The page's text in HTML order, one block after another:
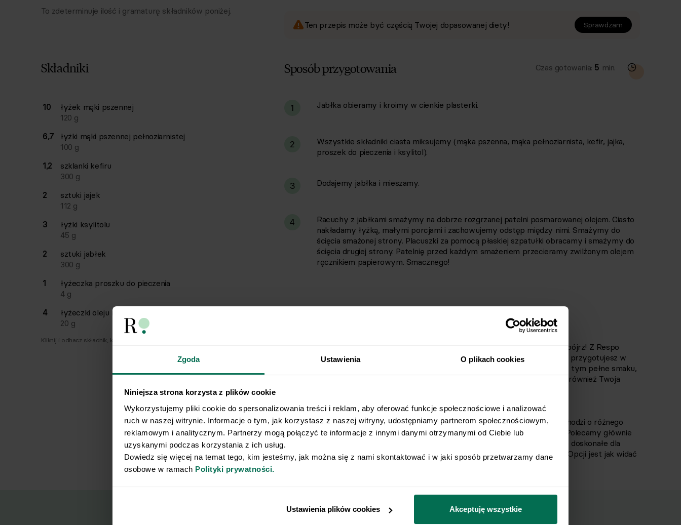
Zgoda Ustawienia O plikach cookies
Niniejsza strona korzysta z plików cookie
Wykorzystujemy pliki cookie do spersonalizowania treści i reklam, aby oferować funkcje społecznościowe i analizować
ruch w naszej witrynie. Informacje o tym, jak korzystasz z naszej witryny, udostępniamy partnerom społecznościowym,
reklamowym i analitycznym. Partnerzy mogą połączyć te informacje z innymi danymi otrzymanymi od Ciebie lub
uzyskanymi podczas korzystania z ich usług.
Dowiedz się więcej na temat tego, kim jesteśmy, jak można się z nami skontaktować i w jaki sposób przetwarzamy dane
osobowe w ramach Polityki prywatności.
Ustawienia plików cookies Akceptuję wszystkie
To zdeterminuje ilość i gramaturę składników poniżej.
Ten przepis może być częścią Twojej dopasowanej diety! Sprawdzam
Składniki
Lista składników przepisu z ilościami i wagami
IlośćSkładnik
10 łyżek mąki pszennej
120 g
6,7
łyżki mąki pszennej pełnoziarnistej
100 g
1,2
szklanki kefiru
300 g
2
sztuki jajek
112 g
3
łyżki ksylitolu
45 g
2
sztuki jabłek
300 g
1
łyżeczka proszku do pieczenia
4g
4
łyżeczki oleju rzepakowego
20 g
Kliknij i odhacz składnik, który już masz.
Sposób przygotowania Czas gotowania: 5 min.
1 Jabłka obieramy i kroimy w cienkie plasterki.
2
Wszystkie składniki ciasta miksujemy (mąka pszenna, mąka pełnoziarnista, kefir, jajka,
proszek do pieczenia i ksylitol).
3 Dodajemy jabłka i mieszamy.
4
Racuchy z jabłkami smażymy na dobrze rozgrzanej patelni posmarowanej olejem. Ciasto
nakładamy łyżką, małymi porcjami i zachowujemy odstęp między nimi. Smażymy do
ścięcia smażonej strony. Placuszki za pomocą płaskiej szpatułki obracamy i smażymy do
ścięcia drugiej strony. Patelnię przed każdym smażeniem przecieramy zwilżonym olejem
ręcznikiem papierowym. Smacznego!
Racuchy fit, czyli smak dzieciństwa również na redukcji!
Redukcja nie musi oznaczać odmawiania sobie ulubionych przysmaków. Tylko spójrz! Z Respo
możesz jeść na diecie
przepyszne, niskokaloryczne racuchy z jabłkiem
, które przygotujesz w
zaledwie 20 minut. Do tego z małą ilością tłuszczu i bez zbędnego cukru, a przy tym pełne smaku,
który każdy z nas pamięta z dzieciństwa. Koniecznie je przetestuj - pokocha je również Twoja
Pyszne fit racuchy z jabłkami i... nie tylko!
Posiłki na słodko takie jakracuchy fit z jabłkami dają wiele możliwości, jeśli chodzi o różnego
rodzaju dodatki. Możesz bowiem jeść je również z innymi ulubionymi owocami. Polecamy głównie
jagodowe, pełne antyoksydantów i smaku, zwłaszcza w okresie letnim. A może doskonałe dla
naszego układu trawiennego mango lub wspaniały o każdej porze roku banan? Opcji jest jak widać
wiele i najważniejsze jest to, aby cieszyć się niezwykłym smakiem tego dania.